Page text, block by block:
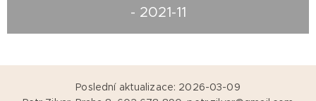
- 2021-11
Poslední aktualizace: 2026-03-09